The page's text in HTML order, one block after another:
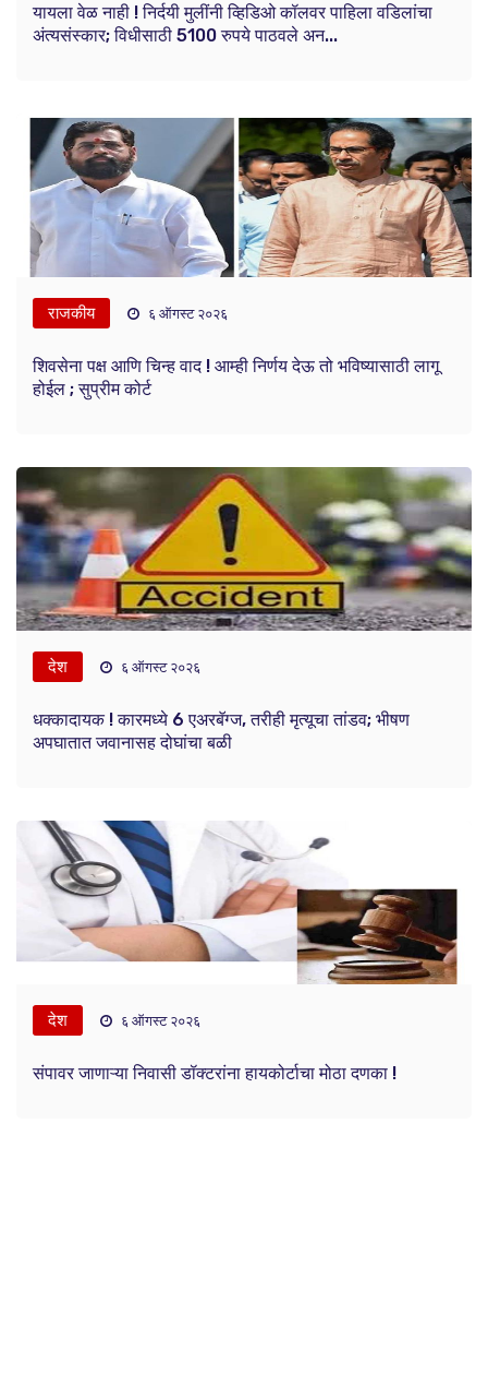
यायला वेळ नाही ! निर्दयी मुलींनी व्हिडिओ कॉलवर पाहिला वडिलांचा
अंत्यसंस्कार; विधीसाठी 5100 रुपये पाठवले अन...
राजकीय ६ ऑगस्ट २०२६
शिवसेना पक्ष आणि चिन्ह वाद ! आम्ही निर्णय देऊ तो भविष्यासाठी लागू
होईल ; सुप्रीम कोर्ट
देश ६ ऑगस्ट २०२६
धक्कादायक ! कारमध्ये 6 एअरबॅग्ज, तरीही मृत्यूचा तांडव; भीषण
अपघातात जवानासह दोघांचा बळी
देश ६ ऑगस्ट २०२६
संपावर जाणाऱ्या निवासी डॉक्टरांना हायकोर्टाचा मोठा दणका !